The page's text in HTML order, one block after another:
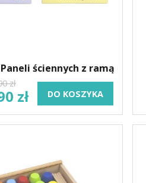
ściennych z ramą
zł
zł DO KOSZYKA